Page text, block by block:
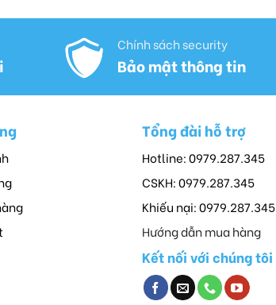
Chính sách security
Bảo mật thông tin
Tổng đài hỗ trợ
Hotline: 0979.287.345
CSKH: 0979.287.345
Khiếu nại: 0979.287.345
Hướng dẫn mua hàng
Kết nối với chúng tôi